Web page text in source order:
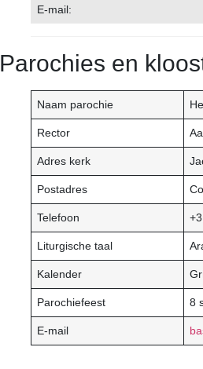
E-mail:
Parochies en
Naam parochie
Rector
Adres kerk
Postadres
Telefoon
Liturgische taal
Kalender
Parochiefeest 8
E-mail